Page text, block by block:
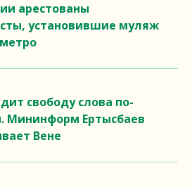
арестованы
установившие муляж
свободу слова по-
Мининформ Ертысбаев
Вене